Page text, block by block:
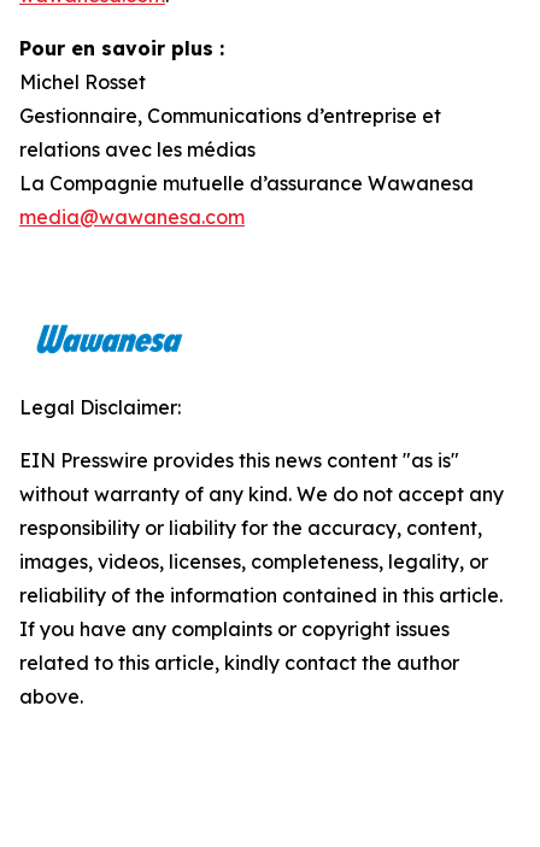
Pour en savoir plus :
Michel Rosset
Gestionnaire, Communications d’entreprise et
relations avec les médias
La Compagnie mutuelle d’assurance Wawanesa
media@wawanesa.com
Legal Disclaimer:
EIN Presswire provides this news content "as is"
without warranty of any kind. We do not accept any
responsibility or liability for the accuracy, content,
images, videos, licenses, completeness, legality, or
reliability of the information contained in this article.
If you have any complaints or copyright issues
related to this article, kindly contact the author
above.